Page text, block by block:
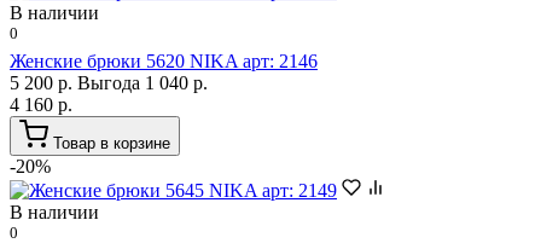
В наличии
0
Женские брюки 5620 NIKA арт: 2146
5 200 р. Выгода 1 040 р.
4 160 р.
Товар в корзине
-20%
В наличии
0